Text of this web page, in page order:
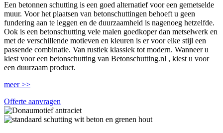
Een betonnen schutting is een goed alternatief voor een gemetselde
muur. Voor het plaatsen van betonschuttingen behoeft u geen
fundering aan te leggen en de duurzaamheid is nagenoeg hetzelfde.
Ook is een betonschutting vele malen goedkoper dan metselwerk en
met de verschillende motieven en kleuren is er voor elke stijl een
passende combinatie. Van rustiek klassiek tot modern. Wanneer u
kiest voor een betonschutting van Betonschutting.nl , kiest u voor
een duurzaam product.
meer >>
Offerte aanvragen